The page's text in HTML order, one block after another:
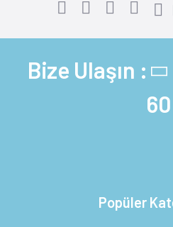
Bize Ulaşın :
60
Popüler